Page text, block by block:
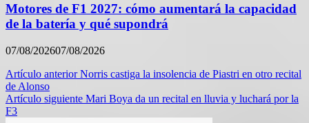
Motores de F1 2027: cómo aumentará la capacidad
de la batería y qué supondrá
07/08/202607/08/2026
Navegación
de
entradas
Artículo anterior Norris castiga la insolencia de Piastri en otro recital
de Alonso
Artículo siguiente Mari Boya da un recital en lluvia y luchará por la
F3